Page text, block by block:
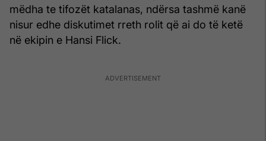
mëdha te tifozët katalanas, ndërsa tashmë kanë
nisur edhe diskutimet rreth rolit që ai do të ketë
në ekipin e Hansi Flick.